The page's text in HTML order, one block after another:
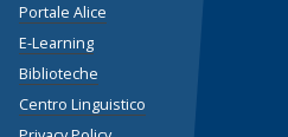
Portale Alice
E-Learning
Biblioteche
Centro Linguistico